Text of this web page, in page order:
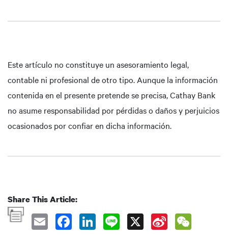
Este artículo no constituye un asesoramiento legal,
contable ni profesional de otro tipo. Aunque la información
contenida en el presente pretende se precisa, Cathay Bank
no asume responsabilidad por pérdidas o daños y perjuicios
ocasionados por confiar en dicha información.
Share This Article: